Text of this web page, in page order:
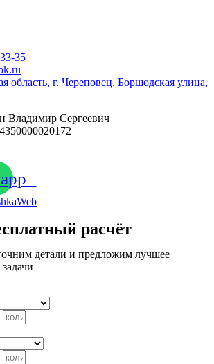
35
область, г. Череповец, Боршодская улица,
Владимир Сергеевич
расчёт
детали и предложим лучшее